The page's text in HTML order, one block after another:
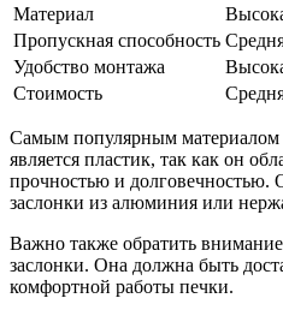
Материал
Пропускная способность
Удобство монтажа
Стоимость
Самым популярным материалом
является пластик, так как он
прочностью и долговечностью.
заслонки из алюминия или
Важно также обратить
заслонки. Она должна быть
комфортной работы печки.